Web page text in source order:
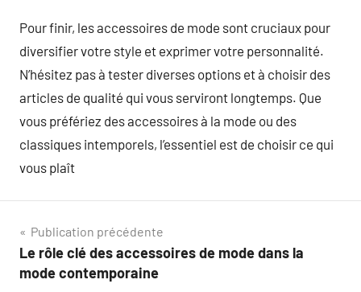
Pour finir, les accessoires de mode sont cruciaux pour
diversifier votre style et exprimer votre personnalité.
N’hésitez pas à tester diverses options et à choisir des
articles de qualité qui vous serviront longtemps. Que
vous préfériez des accessoires à la mode ou des
classiques intemporels, l’essentiel est de choisir ce qui
vous plaît
Navigation
de
Publication précédente
Le rôle clé des accessoires de mode dans la
mode contemporaine